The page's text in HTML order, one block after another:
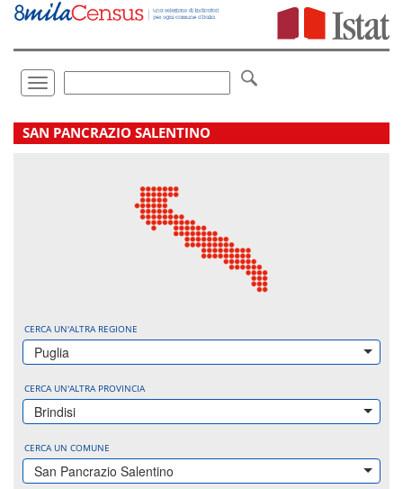
Vai
direttamente
Toggle
navigation
.
SAN PANCRAZIO SALENTINO
CERCA UN'ALTRA REGIONE
Puglia
CERCA UN'ALTRA PROVINCIA
Brindisi
CERCA UN COMUNE
San Pancrazio Salentino